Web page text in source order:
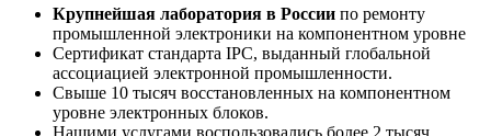
Крупнейшая лаборатория в России по ремонту
промышленной электроники на компонентном уровне
Сертификат стандарта IPC, выданный глобальной
ассоциацией электронной промышленности.
Свыше 10 тысяч восстановленных на компонентном
уровне электронных блоков.